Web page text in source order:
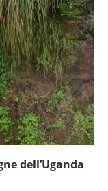
salvare la...